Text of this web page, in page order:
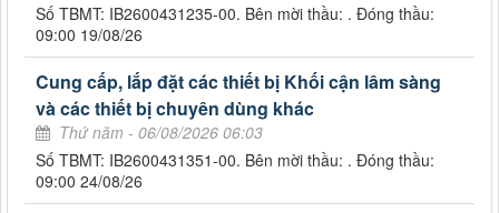
Số TBMT: IB2600431235-00. Bên mời thầu: . Đóng thầu:
09:00 19/08/26
Cung cấp, lắp đặt các thiết bị Khối cận lâm sàng
và các thiết bị chuyên dùng khác
Thứ năm - 06/08/2026 06:03
Số TBMT: IB2600431351-00. Bên mời thầu: . Đóng thầu:
09:00 24/08/26